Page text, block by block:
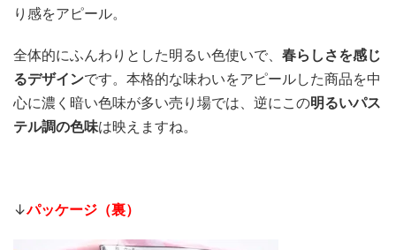
り感をアピール。
全体的にふんわりとした明るい色使いで、 春らしさを感じ
るデザインです。本格的な味わいをアピールした商品を中
心に濃く暗い色味が多い売り場では、逆にこの明るいパス
テル調の色味は映えますね。
↓パッケージ（裏）